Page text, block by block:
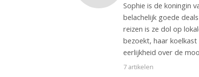
Sophie is de koningin
belachelijk goede
reizen is ze dol op
bezoekt, haar
eerlijkheid over de
7 artikelen